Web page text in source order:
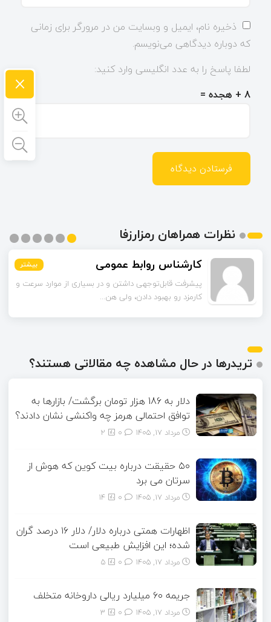
ذخیره نام، ایمیل و وبسایت من در مرورگر برای زمانی
که دوباره دیدگاهی می‌نویسم.
لطفا پاسخ را به عدد انگلیسی وارد کنید:
8 + هجده =
نظرات همراهان رمزارزفا
کارشناس روابط عمومی بیشتر
پیشرفت قابل‌توجهی داشتن و در بسیاری از موارد سرعت و
کارمزد رو بهبود دادن، ولی هن...
محمدی بیشتر
راهکارهای لایه دوم رو به‌عنوان راه‌حل گفتین. این شبکه‌ها
چقدر تونستن مشکل مقیاس‌...
بیشتر
بیشتر
بیشتر
بیشتر
تریدرها در حال مشاهده چه مقالاتی هستند؟
دلار به 186 هزار تومان برگشت/ بازارها به
توافق احتمالی هرمز چه واکنشی نشان دادند؟
مرداد ۱۷, ۱۴۰۵ 2
۵۰ حقیقت درباره بیت کوین که هوش از
سرتان می برد
مرداد ۱۷, ۱۴۰۵ 14
اظهارات همتی درباره دلار/ دلار ۱۶ درصد گران
شده؛ این افزایش طبیعی است
مرداد ۱۷, ۱۴۰۵ 5
جریمه ۶۰ میلیارد ریالی داروخانه متخلف
مرداد ۱۷, ۱۴۰۵ 3
×